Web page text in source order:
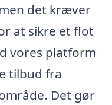
det kræver
at sikre et flot
vores platform
tilbud fra
Det gør